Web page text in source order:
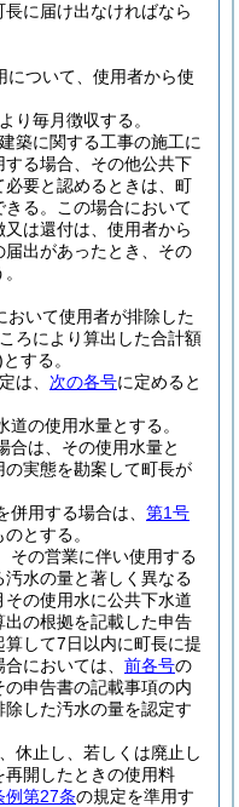
に届け出なければなら
について、使用者から使
り毎月徴収する。
築に関する工事の施工に
る場合、その他公共下
要と認めるときは、町
る。
この場合において
は還付は、使用者から
出があったとき、その
おいて使用者が排除した
ろにより算出した合計額
とする。
は、 次の各号に定めると
の使用水量とする。
合は、その使用水量と
の実態を勘案して町長が
用する場合は、 第1号
とする。
その営業に伴い使用する
水の量と著しく異なる
の使用水に公共下水道
の根拠を記載した申告
して7日以内に町長に提
合においては、 前各号の
申告書の記載事項の内
した汚水の量を認定す
休止し、若しくは廃止し
再開したときの使用料
例第27条の規定を準用す